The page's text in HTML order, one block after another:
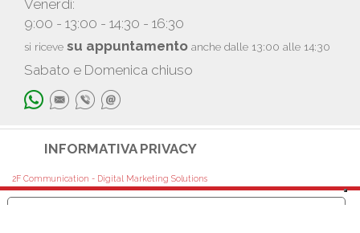
Venerdì:
9:00 - 13:00 - 14:30 - 16:30
si riceve su appuntamento anche dalle 13:00 alle 14:30
Sabato e Domenica chiuso
INFORMATIVA PRIVACY
2F Communication - Digital Marketing Solutions